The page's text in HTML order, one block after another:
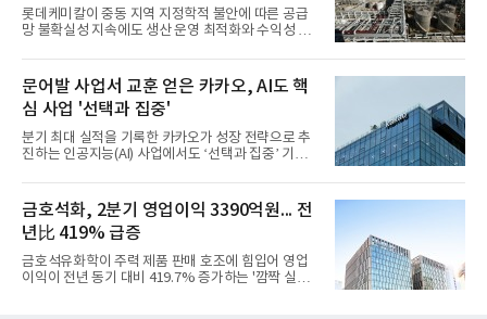
롯데케미칼이 중동 지역 지정학적 불안에 따른 공급
망 불확실성 지속에도 생산 운영 최적화와 수익성 중
어갔다.롯데케미칼이 2026년 2분기 연결 기준 매출
액 5조6864억원, 영업이익 1101억원을 기록했다고 7
일 밝혔다. 사업별로는 기초화학 부문(롯데케미칼 기
초소재사업·LC타이탄·LC USA·롯데대산석화)이 매
출 3조9403억원, 영업이익 23억원을 기록했다. 정기
보수 영향과 원료 가격 변동에 따른 래깅 효과로 전분
기 대비 수익성은 둔화됐지만 흑자 전환 흐름을 유지
우호적인 환율 효과
문어발 사업서 교훈 얻은 카카오, AI도 핵
심 사업 '선택과 집중'
분기 최대 실적을 기록한 카카오가 성장 전략으로 추
진하는 인공지능(AI) 사업에서도 ‘선택과 집중’ 기조
라 투자에 나서는 것과 달리, 카카오는 ‘카카오톡’이
라는 플랫폼 경쟁력을 활용한 AI 에이전트 서비스에
집중하는 전략이다. 과거 무리한 사업 확장 과정에서
겪었던 시행착오를 되풀이하지 않고 핵심 역량에 집
중하겠다는 취지로 풀이된다.7일 업계에 따르면 카카
오는 올해 2분기 연결 기준 매출 2조985억원, 영업이
익 2770억원을 기록했다. 전년 동기 대비 매출과 영업
금호석화, 2분기 영업이익 3390억원... 전
년比 419% 급증
금호석유화학이 주력 제품 판매 호조에 힘입어 영업
이익이 전년 동기 대비 419.7% 증가하는 '깜짝 실